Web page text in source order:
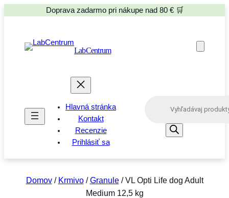
Doprava zadarmo pri nákupe nad 80 € 🛒
LabCentrum
Hlavná stránka
Kontakt
Recenzie
Prihlásiť sa
s
e
a
Domov/ Krmivo/Granule/ VL Opti Life dog Adult
Medium 12,5 kg